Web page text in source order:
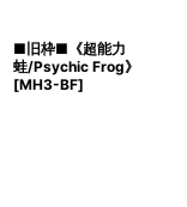
■旧枠■《超能力
蛙/Psychic Frog》
[MH3-BF]